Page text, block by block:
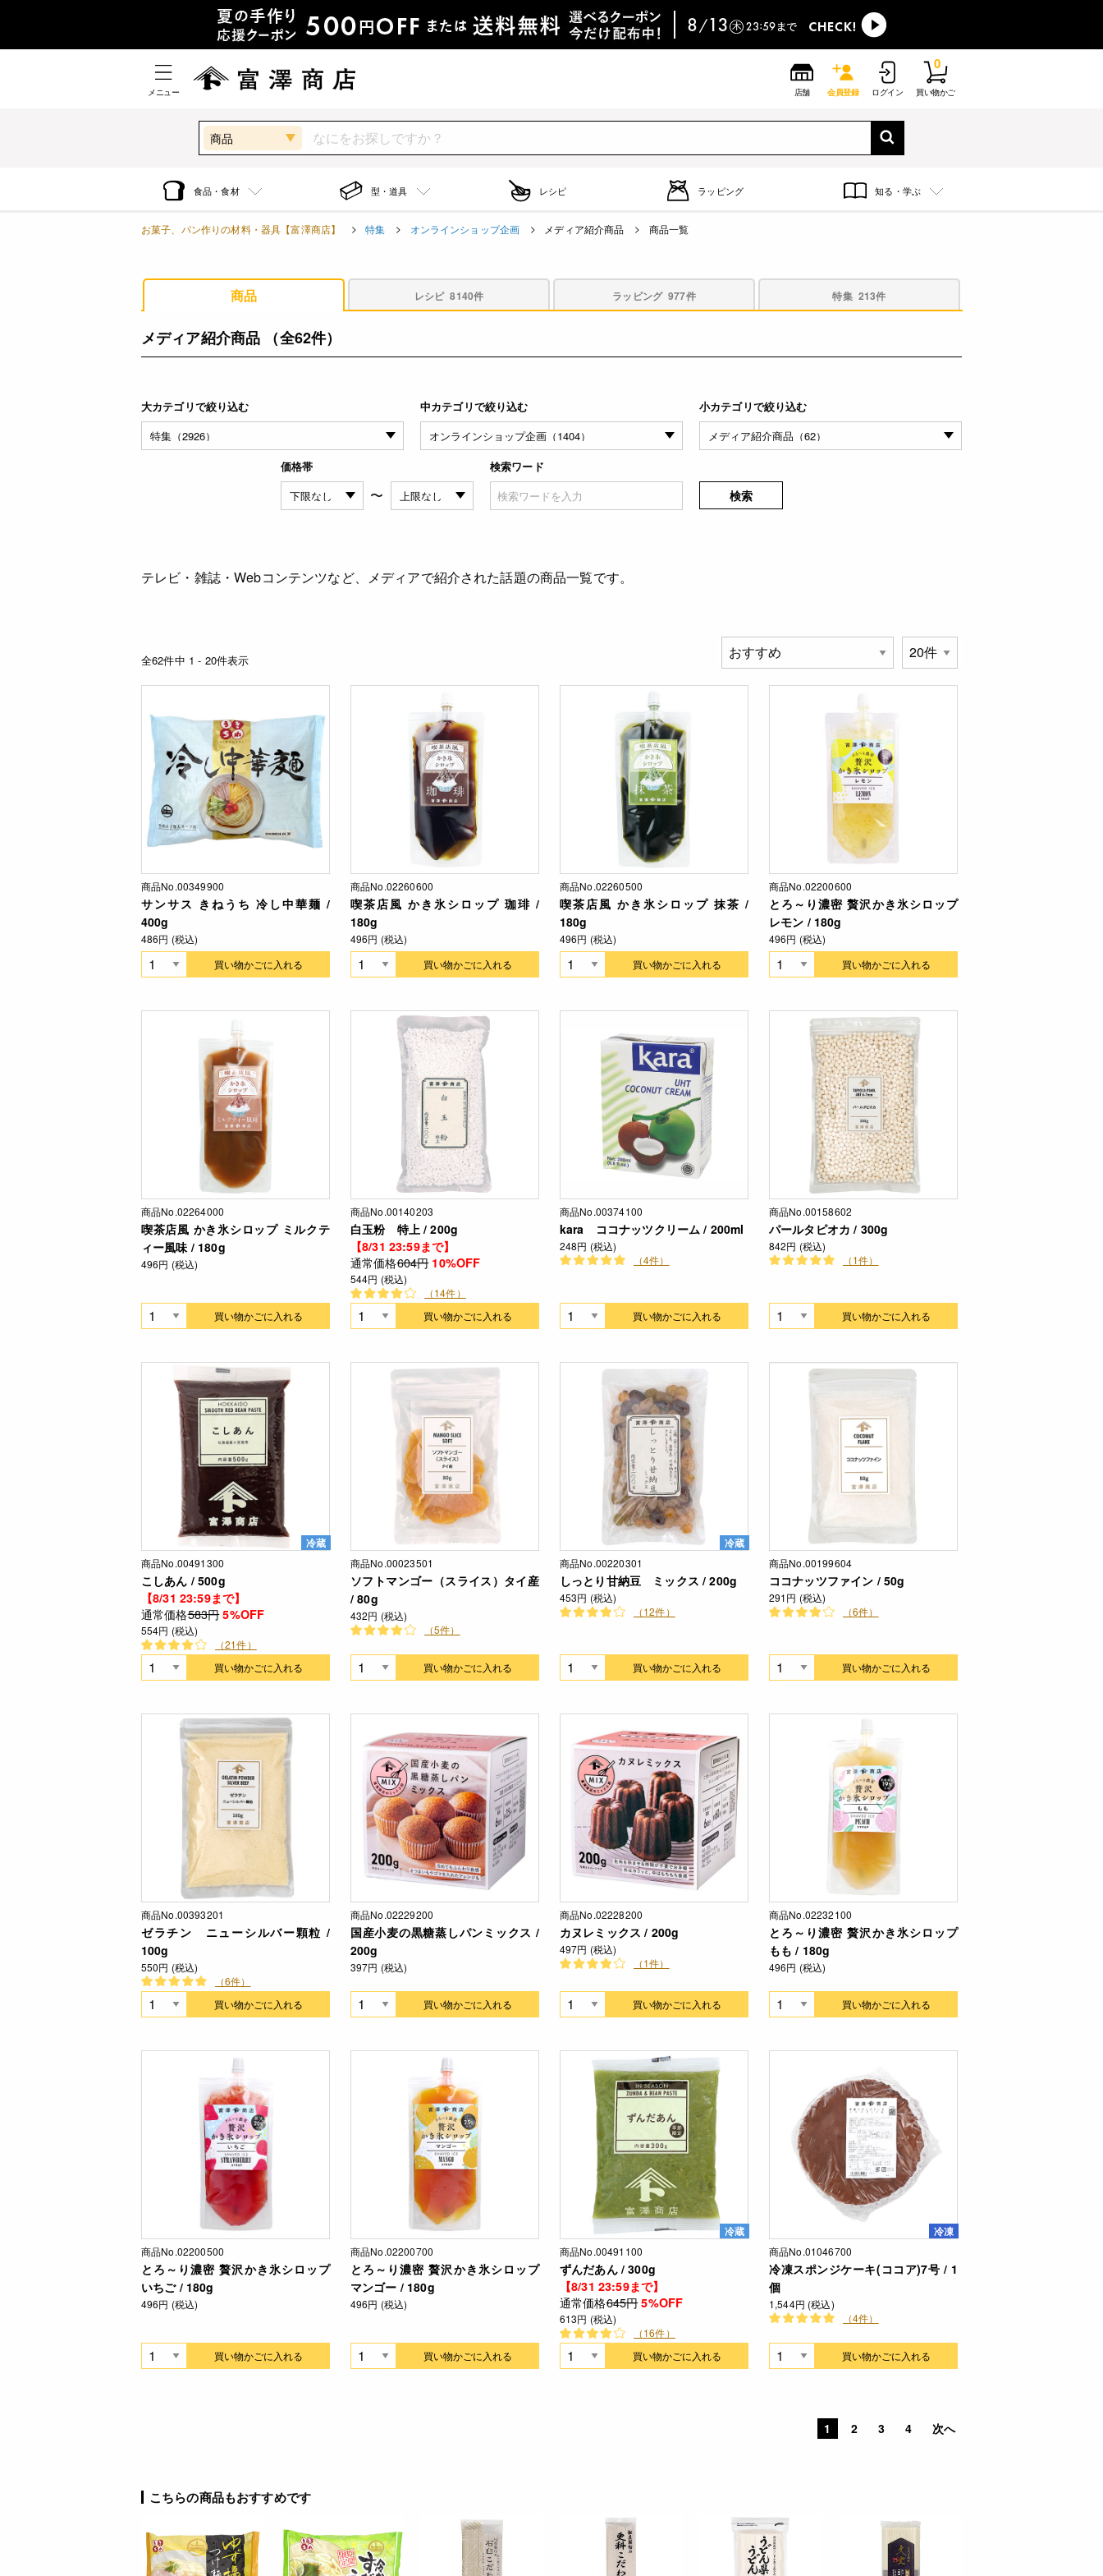
メニュー 店舗 会員登録 ログイン 買い物かご
0
商品
食品・食材 型・道具 レシピ ラッピング 知る・学ぶ
お菓子、パン作りの材料・器具【富澤商店】 特集 オンラインショップ企画 メディア紹介商品 商品一覧
商品 レシピ 8140件 ラッピング 977件 特集 213件
メディア紹介商品 （全62件）
大カテゴリで絞り込む 中カテゴリで絞り込む 小カテゴリで絞り込む
価格帯
〜
検索ワード
検索
テレビ・雑誌・Webコンテンツなど、メディアで紹介された話題の商品一覧です。
全62件中 1 - 20件表示
商品No.00349900
サンサス きねうち 冷し中華麺 /
400g
486円 (税込)
買い物かごに入れる
商品No.02260600
喫茶店風 かき氷シロップ 珈琲 /
180g
496円 (税込)
買い物かごに入れる
商品No.02260500
喫茶店風 かき氷シロップ 抹茶 /
180g
496円 (税込)
買い物かごに入れる
商品No.02200600
とろ～り濃密 贅沢かき氷シロップ
レモン / 180g
496円 (税込)
買い物かごに入れる
商品No.02264000
喫茶店風 かき氷シロップ ミルクテ
ィー風味 / 180g
496円 (税込)
買い物かごに入れる
商品No.00140203
白玉粉 特上 / 200g
【8/31 23:59まで】
通常価格604円 10%OFF
544円 (税込)
（14件）
買い物かごに入れる
商品No.00374100
kara ココナッツクリーム / 200ml
248円 (税込)
（4件）
買い物かごに入れる
商品No.00158602
パールタピオカ / 300g
842円 (税込)
（1件）
買い物かごに入れる
冷蔵
商品No.00491300
こしあん / 500g
【8/31 23:59まで】
通常価格583円 5%OFF
554円 (税込)
（21件）
買い物かごに入れる
商品No.00023501
ソフトマンゴー（スライス）タイ産
/ 80g
432円 (税込)
（5件）
買い物かごに入れる
冷蔵
商品No.00220301
しっとり甘納豆 ミックス / 200g
453円 (税込)
（12件）
買い物かごに入れる
商品No.00199604
ココナッツファイン / 50g
291円 (税込)
（6件）
買い物かごに入れる
商品No.00393201
ゼラチン ニューシルバー顆粒 /
100g
550円 (税込)
（6件）
買い物かごに入れる
商品No.02229200
国産小麦の黒糖蒸しパンミックス /
200g
397円 (税込)
買い物かごに入れる
商品No.02228200
カヌレミックス / 200g
497円 (税込)
（1件）
買い物かごに入れる
商品No.02232100
とろ～り濃密 贅沢かき氷シロップ
もも / 180g
496円 (税込)
買い物かごに入れる
商品No.02200500
とろ～り濃密 贅沢かき氷シロップ
いちご / 180g
496円 (税込)
買い物かごに入れる
商品No.02200700
とろ～り濃密 贅沢かき氷シロップ
マンゴー / 180g
496円 (税込)
買い物かごに入れる
冷蔵
商品No.00491100
ずんだあん / 300g
【8/31 23:59まで】
通常価格645円 5%OFF
613円 (税込)
（16件）
買い物かごに入れる
冷凍
商品No.01046700
冷凍スポンジケーキ(ココア)7号 / 1
個
1,544円 (税込)
（4件）
買い物かごに入れる
1 2 3 4 次へ
こちらの商品もおすすめです